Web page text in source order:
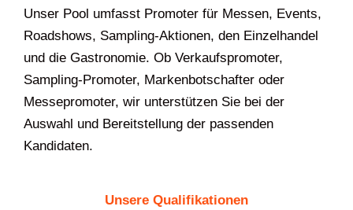
Unser Pool umfasst Promoter für Messen, Events,
Roadshows, Sampling-Aktionen, den Einzelhandel
und die Gastronomie. Ob Verkaufspromoter,
Sampling-Promoter, Markenbotschafter oder
Messepromoter, wir unterstützen Sie bei der
Auswahl und Bereitstellung der passenden
Kandidaten.
Unsere Qualifikationen